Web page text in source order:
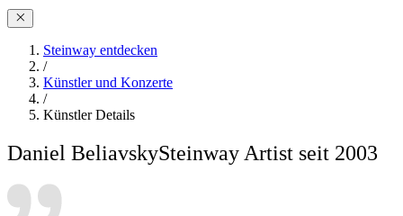
Steinway entdecken
/
Künstler und Konzerte
/
Künstler Details
Daniel BeliavskySteinway Artist seit 2003